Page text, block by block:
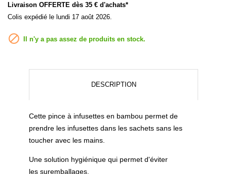
Livraison OFFERTE dès 35 € d'achats*
Colis expédié le lundi 17 août 2026.
 Il n'y a pas assez de produits en stock.
DESCRIPTION
Cette pince à infusettes en bambou permet de
prendre les infusettes dans les sachets sans les
toucher avec les mains.
Une solution hygiénique qui permet d'éviter
les suremballages.